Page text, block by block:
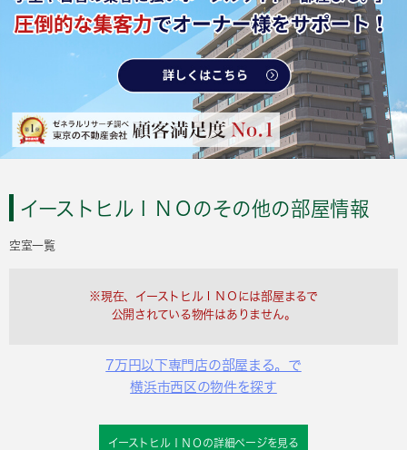
イーストヒルＩＮＯのその他の部屋情報
空室一覧
※現在、イーストヒルＩＮＯには部屋まるで
公開されている物件はありません。
7万円以下専門店の部屋まる。で
横浜市西区の物件を探す
イーストヒルＩＮＯの詳細ページを見る